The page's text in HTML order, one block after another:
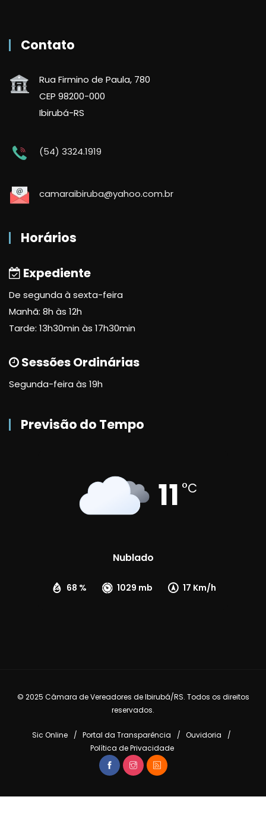
Contato
Rua Firmino de Paula, 780
CEP 98200-000
Ibirubá-RS
(54) 3324.1919
camaraibiruba@yahoo.com.br
Horários
Expediente
De segunda à sexta-feira
Manhã: 8h às 12h
Tarde: 13h30min às 17h30min
Sessões Ordinárias
Segunda-feira às 19h
Previsão do Tempo
11 °C
Nublado
68 % 1029 mb 17 Km/h
© 2025 Câmara de Vereadores de Ibirubá/RS. Todos os direitos
reservados.
Sic Online Portal da Transparência
Ouvidoria
Política de Privacidade